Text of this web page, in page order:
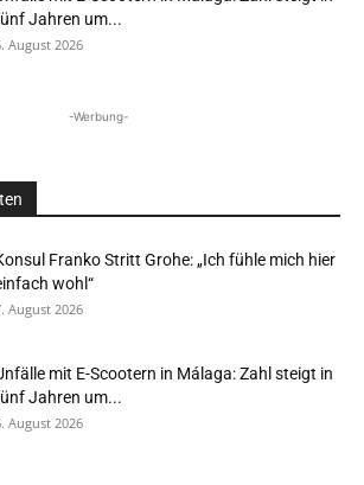
Jahren um...
August 2026
-Werbung-
Franko Stritt Grohe: „Ich fühle mich hier
wohl“
August 2026
mit E-Scootern in Málaga: Zahl steigt in
Jahren um...
August 2026